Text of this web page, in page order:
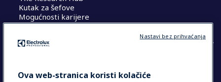
Kutak za šefove
Mogućnosti karijere
COUNTRY AND LANGUAGE
Ova web-stranica koristi kolačiće
Nastavi bez prihvaćanja